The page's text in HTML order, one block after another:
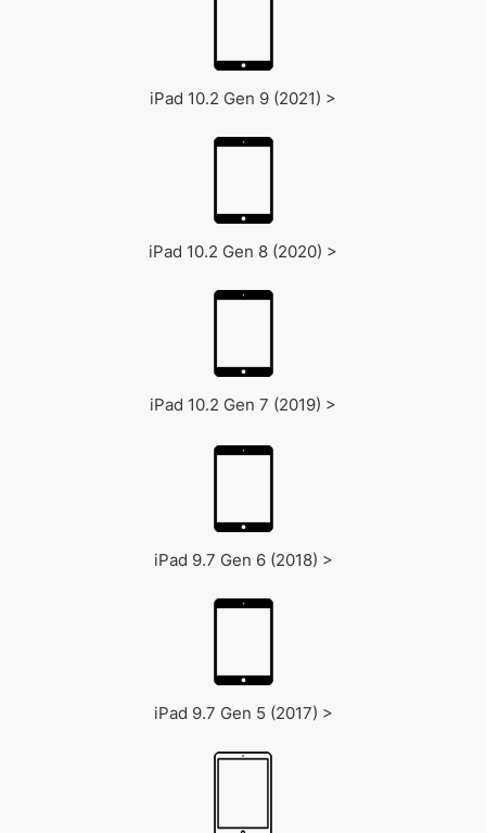
iPad 10.2 Gen 9 (2021) >
iPad 10.2 Gen 8 (2020) >
iPad 10.2 Gen 7 (2019) >
iPad 9.7 Gen 6 (2018) >
iPad 9.7 Gen 5 (2017) >